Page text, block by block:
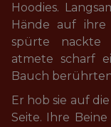
Hoodies.
Hände auf
spürte nackte
atmete scharf
Bauch
Er hob sie auf
Seite. Ihre